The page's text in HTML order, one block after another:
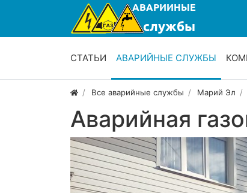
СТАТЬИ АВАРИЙНЫЕ СЛУЖБЫ
Все аварийные службы Марий Эл
Аварийная